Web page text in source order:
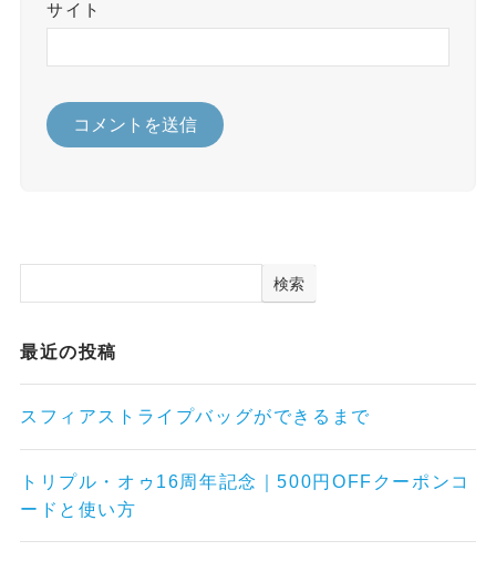
サイト
検索
最近の投稿
スフィアストライプバッグができるまで
トリプル・オゥ16周年記念｜500円OFFクーポンコ
ードと使い方